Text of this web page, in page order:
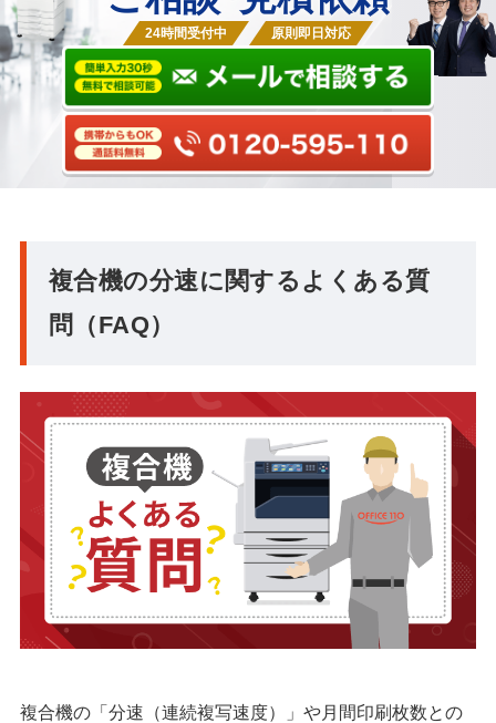
24時間受付中 原則即日対応
複合機の分速に関するよくある質
問（FAQ）
複合機の「分速（連続複写速度）」や月間印刷枚数との